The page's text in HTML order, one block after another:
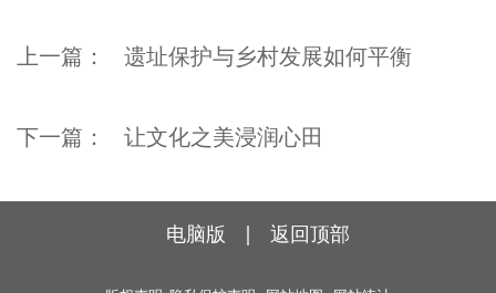
上一篇： 遗址保护与乡村发展如何平衡
下一篇： 让文化之美浸润心田
电脑版 | 返回顶部